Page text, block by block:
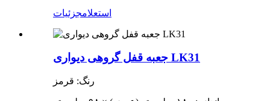
استعلامجزئیات
جعبه قفل گروهی دیواری LK31
رنگ: قرمز